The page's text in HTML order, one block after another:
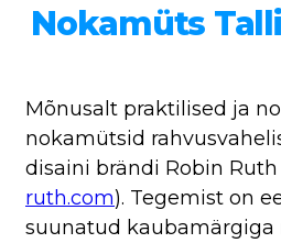
Nokamüts
Mõnusalt praktilised ja
nokamütsid
disaini brändi Robin
ruth.com). Tegemist on
suunatud